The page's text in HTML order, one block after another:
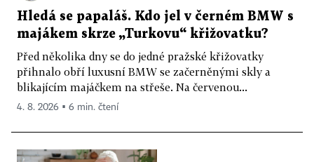
Hledá se papaláš. Kdo jel v černém BMW s
majákem skrze „Turkovu“ křižovatku?
Před několika dny se do jedné pražské křižovatky
přihnalo obří luxusní BMW se začerněnými skly a
blikajícím majáčkem na střeše. Na červenou...
4. 8. 2026 ▪ 6 min. čtení